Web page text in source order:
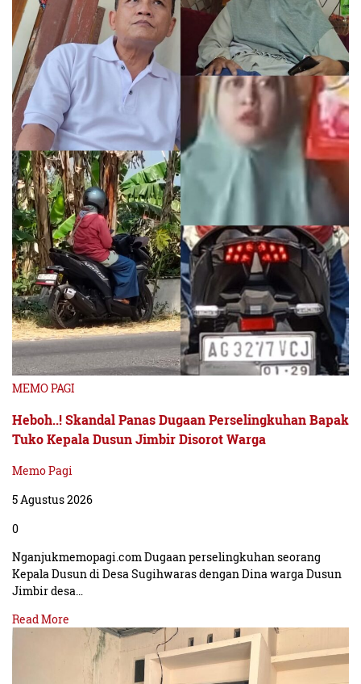
MEMO PAGI
Heboh..! Skandal Panas Dugaan Perselingkuhan Bapak
Tuko Kepala Dusun Jimbir Disorot Warga
Memo Pagi
5 Agustus 2026
0
Nganjukmemopagi.com Dugaan perselingkuhan seorang
Kepala Dusun di Desa Sugihwaras dengan Dina warga Dusun
Jimbir desa…
Read More